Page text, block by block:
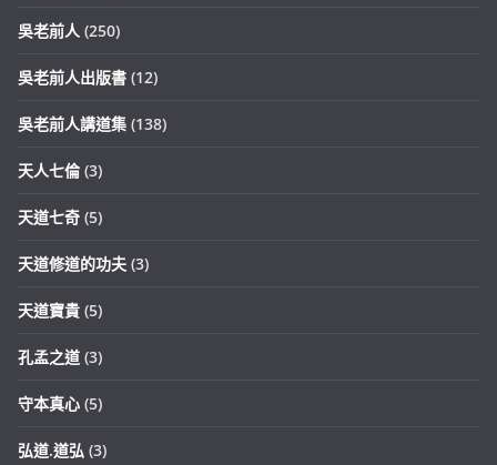
吳老前人 (250)
吳老前人出版書 (12)
吳老前人講道集 (138)
天人七倫 (3)
天道七奇 (5)
天道修道的功夫 (3)
天道寶貴 (5)
孔孟之道 (3)
守本真心 (5)
弘道.道弘 (3)